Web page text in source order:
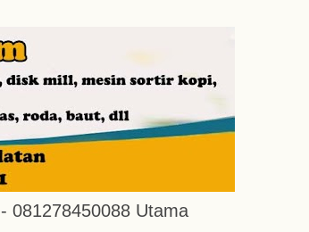
081278450088 Utama